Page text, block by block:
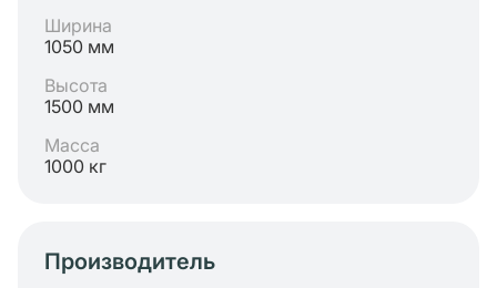
Ширина
1050 мм
Высота
1500 мм
Масса
1000 кг
Производитель